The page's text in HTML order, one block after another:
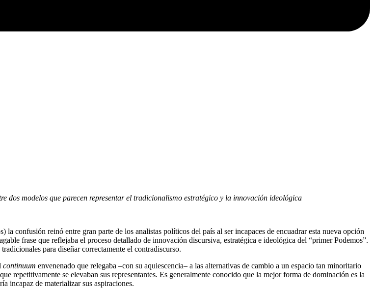
dos modelos que parecen representar el tradicionalismo estratégico y la innovación ideológica
confusión reinó entre gran parte de los analistas políticos del país al ser incapaces de encuadrar esta nueva opción
frase que reflejaba el proceso detallado de innovación discursiva, estratégica e ideológica del “primer Podemos”.
para diseñar correctamente el contradiscurso.
continuum envenenado que relegaba –con su aquiescencia– a las alternativas de cambio a un espacio tan minoritario
repetitivamente se elevaban sus representantes. Es generalmente conocido que la mejor forma de dominación es la
incapaz de materializar sus aspiraciones.